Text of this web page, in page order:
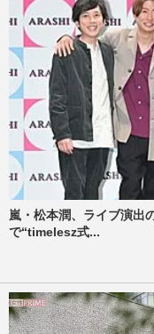
嵐・松本潤、ライブ演出
で“timelesz式...